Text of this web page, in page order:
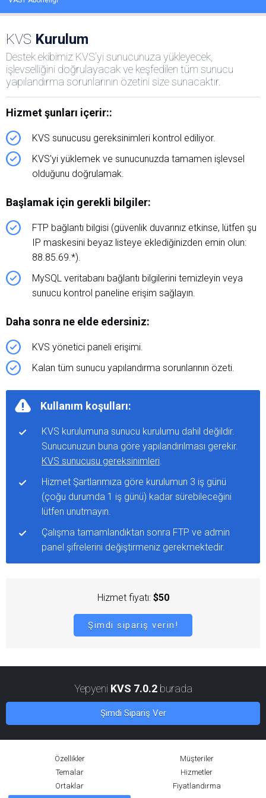
KVS Kurulum
Destek ekibimiz KVS'yi sunucunuza yükleyecek,
işlevselliğini doğrulayacak ve keşfedilen tüm sunucu
yapılandırma sorunlarının özetini size sunacaktır.
Hizmet şunları içerir::
KVS sunucusu gereksinimleri kontrol ediliyor.
KVS'yi yüklemek ve sunucunuzda tamamen işlevsel
olduğunu doğrulamak.
Başlamak için gerekli bilgiler:
FTP bağlantı bilgisi (güvenlik duvarınız etkinse, lütfen şu
IP maskesini beyaz listeye eklediğinizden emin olun:
88.85.69.*).
MySQL veritabanı bağlantı bilgilerini temizleyin veya
sunucu kontrol paneline erişim sağlayın.
Daha sonra ne elde edersiniz:
KVS yönetici paneli erişimi.
Kalan tüm sunucu yapılandırma sorunlarının özeti.
Kullanım koşulları:
KVS kurulumuna sunucu kurulumu dahil değildir.
Sunucunuzun buna göre yapılandırılması gerekir.
KVS sunucusu gereksinimleri.
Hizmet Şartlarımıza göre kurulumun 3 iş günü
(çoğu durumda 1 iş günü) kadar sürebileceğini
lütfen unutmayın.
Çalışma tamamlandıktan sonra FTP ve admin
panel şifrelerini değiştirmeniz gerekmektedir.
Hizmet fiyatı: $50
Şimdi sipariş verin!
Yepyeni KVS 7.0.2burada
Şimdi Sipariş Ver
Özellikler
Müşteriler
Temalar
Hizmetler
Ortaklar
Fiyatlandırma